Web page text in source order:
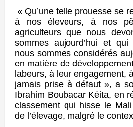
« Qu’une telle prouesse se
à nos éleveurs, à nos
agriculteurs que nous
sommes aujourd’hui et
nous sommes considérés
en matière de
labeurs, à leur engagement,
jamais prise à défaut », a
Ibrahim Boubacar Kéita, en
classement qui hisse le
de l’élevage, malgré le